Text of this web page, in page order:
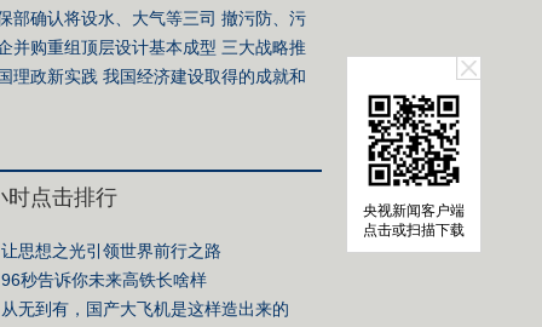
央视新闻客户端
点击或扫描下载
部确认将设水、大气等三司 撤污防、污
并购重组顶层设计基本成型 三大战略推
购
理政新实践 我国经济建设取得的成就和
时点击排行
让思想之光引领世界前行之路
96秒告诉你未来高铁长啥样
从无到有，国产大飞机是这样造出来的